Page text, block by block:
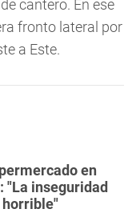
cantero. En ese
fronto lateral por
a Este.
en
"La inseguridad
horrible"